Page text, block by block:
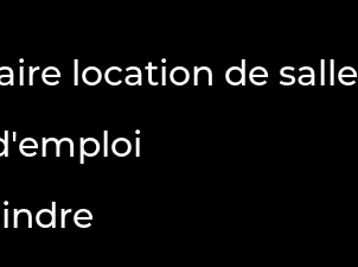
location de salle